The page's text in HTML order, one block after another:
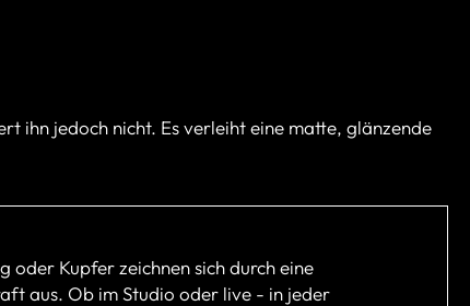
ihn jedoch nicht. Es verleiht eine matte, glänzende
oder Kupfer zeichnen sich durch eine
aus. Ob im Studio oder live - in jeder